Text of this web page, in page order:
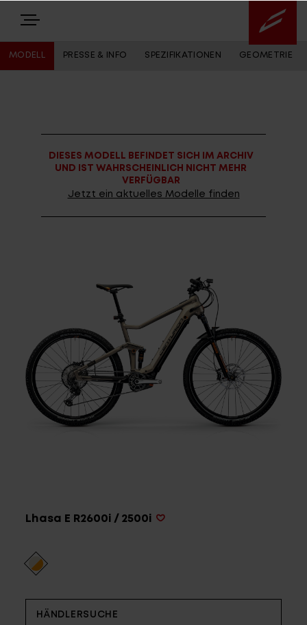
EQUIPMENT
Über uns
Service
Stories
Partner
Finde dein Bike
Karriere bei CENTURION
Wir sind Qualität
Fragen - Antworten / FAQ
MODELL PRESSE & INFO SPEZIFIKATIONEN GEOMETRIE
DIESES MODELL BEFINDET SICH IM ARCHIV
UND IST WAHRSCHEINLICH NICHT MEHR
VERFÜGBAR
Jetzt ein aktuelles Modelle finden
Lhasa E R2600i / 2500i
HÄNDLERSUCHE